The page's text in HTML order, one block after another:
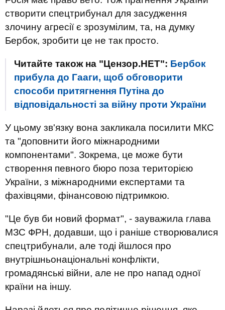
створити спецтрибунал для засудження
злочину агресії є зрозумілим, та, на думку
Бербок, зробити це не так просто.
Читайте також на "Цензор.НЕТ": Бербок
прибула до Гааги, щоб обговорити
способи притягнення Путіна до
відповідальності за війну проти України
У цьому зв'язку вона закликала посилити МКС
та "доповнити його міжнародними
компонентами". Зокрема, це може бути
створення певного бюро поза територією
України, з міжнародними експертами та
фахівцями, фінансовою підтримкою.
"Це був би новий формат", - зауважила глава
МЗС ФРН, додавши, що і раніше створювалися
спецтрибунали, але тоді йшлося про
внутрішньонаціональні конфлікти,
громадянські війни, але не про напад одної
країни на іншу.